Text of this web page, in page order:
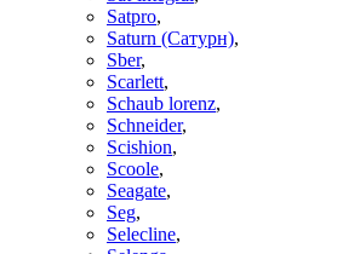
Satpro,
Saturn (Сатурн),
Sber,
Scarlett,
Schaub lorenz,
Schneider,
Scishion,
Scoole,
Seagate,
Seg,
Selecline,